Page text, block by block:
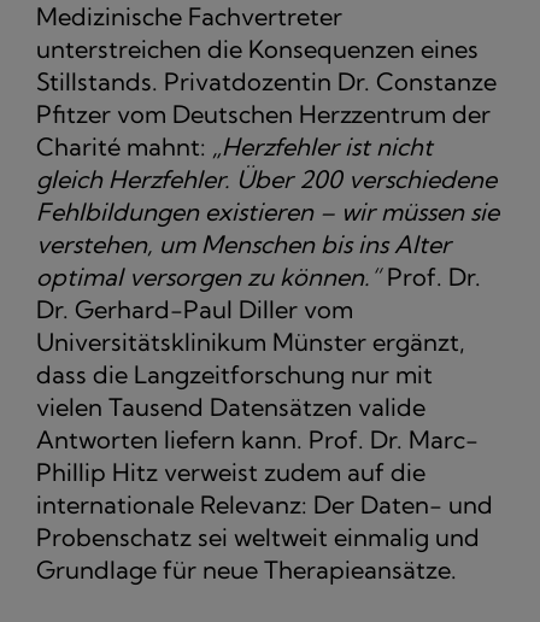
Medizinische Fachvertreter
unterstreichen die Konsequenzen eines
Stillstands. Privatdozentin Dr. Constanze
Pfitzer vom Deutschen Herzzentrum der
Charité mahnt: „Herzfehler ist nicht
gleich Herzfehler. Über 200 verschiedene
Fehlbildungen existieren – wir müssen sie
verstehen, um Menschen bis ins Alter
optimal versorgen zu können.“Prof. Dr.
Dr. Gerhard-Paul Diller vom
Universitätsklinikum Münster ergänzt,
dass die Langzeitforschung nur mit
vielen Tausend Datensätzen valide
Antworten liefern kann. Prof. Dr. Marc-
Phillip Hitz verweist zudem auf die
internationale Relevanz: Der Daten- und
Probenschatz sei weltweit einmalig und
Grundlage für neue Therapieansätze.